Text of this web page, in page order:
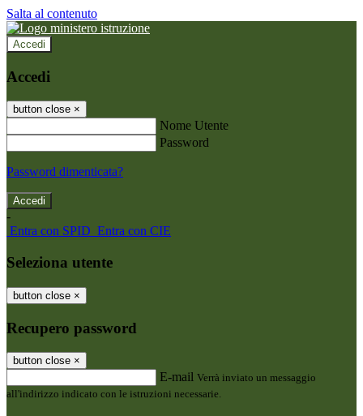
Salta al contenuto
Accedi
Accedi
button close ×
Nome Utente
Password
Password dimenticata?
-
Entra con SPID Entra con CIE
Seleziona utente
button close ×
Recupero password
button close ×
E-mail Verrà inviato un messaggio
all'indirizzo indicato con le istruzioni necessarie.